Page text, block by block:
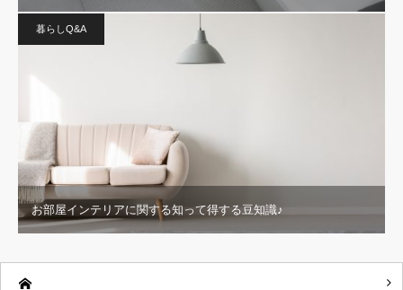
暮らしQ&A
お部屋インテリアに関する知って得する豆知識♪